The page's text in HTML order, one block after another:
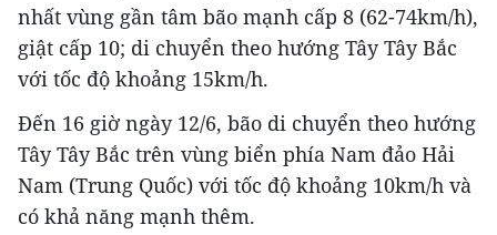
nhất vùng gần tâm bão mạnh cấp 8 (62-74km/h),
giật cấp 10; di chuyển theo hướng Tây Tây Bắc
với tốc độ khoảng 15km/h.
Đến 16 giờ ngày 12/6, bão di chuyển theo hướng
Tây Tây Bắc trên vùng biển phía Nam đảo Hải
Nam (Trung Quốc) với tốc độ khoảng 10km/h và
có khả năng mạnh thêm.